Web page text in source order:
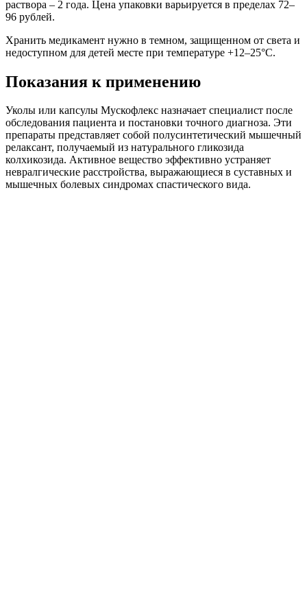
раствора – 2 года. Цена упаковки варьируется в пределах 72–
96 рублей.
Хранить медикамент нужно в темном, защищенном от света и
недоступном для детей месте при температуре +12–25°C.
Показания к применению
Уколы или капсулы Мускофлекс назначает специалист после
обследования пациента и постановки точного диагноза. Эти
препараты представляет собой полусинтетический мышечный
релаксант, получаемый из натурального гликозида
колхикозида. Активное вещество эффективно устраняет
невралгические расстройства, выражающиеся в суставных и
мышечных болевых синдромах спастического вида.